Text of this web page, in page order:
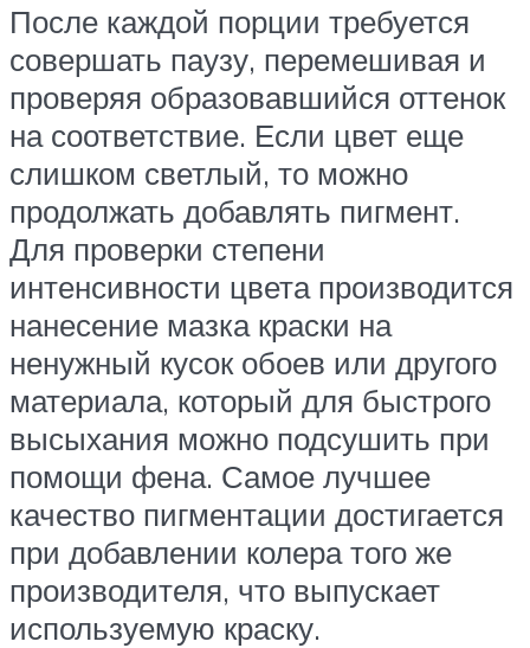
После каждой порции требуется
совершать паузу, перемешивая и
проверяя образовавшийся оттенок
на соответствие. Если цвет еще
слишком светлый, то можно
продолжать добавлять пигмент.
Для проверки степени
интенсивности цвета производится
нанесение мазка краски на
ненужный кусок обоев или другого
материала, который для быстрого
высыхания можно подсушить при
помощи фена. Самое лучшее
качество пигментации достигается
при добавлении колера того же
производителя, что выпускает
используемую краску.